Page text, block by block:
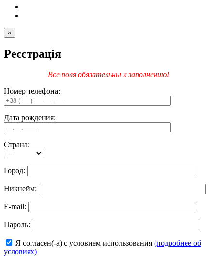
×
Реєстрація
Все поля обязательны к заполнению!
Номер телефона:
Дата рождения:
Страна:
Город:
Никнейм:
E-mail:
Пароль:
Я согласен(-а) с условием использования (подробнее об
условиях)